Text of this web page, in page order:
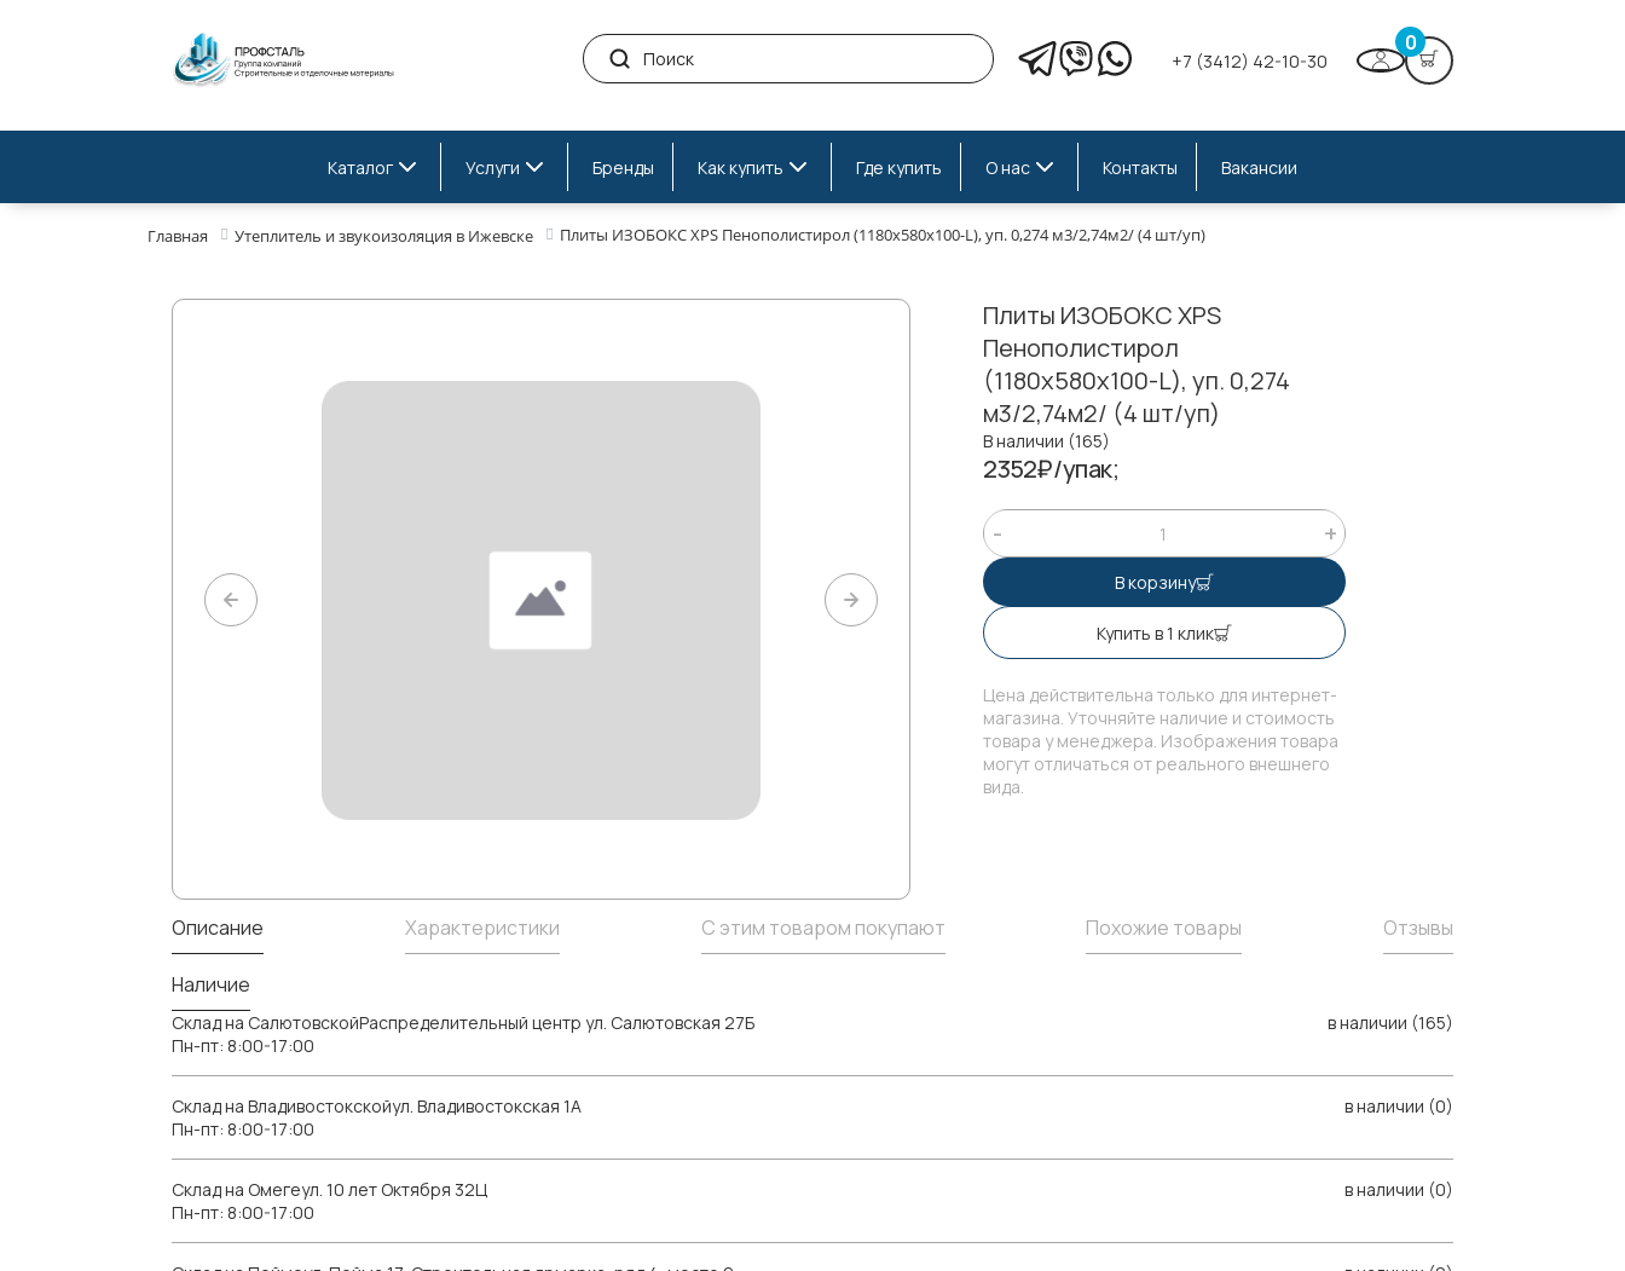
+7 (3412) 42-10-30
0
Каталог Услуги Бренды Как купить Где купить О нас Контакты Вакансии
Главная Утеплитель и звукоизоляция в Ижевске Плиты ИЗОБОКС XPS Пенополистирол (1180х580х100-L), уп. 0,274 м3/2,74м2/ (4 шт/уп)
Плиты ИЗОБОКС XPS
Пенополистирол
(1180х580х100-L), уп. 0,274
м3/2,74м2/ (4 шт/уп)
В наличии (165)
2352₽/упак;
В корзину
Купить в 1 клик
Цена действительна только для интернет-
магазина. Уточняйте наличие и стоимость
товара у менеджера. Изображения товара
могут отличаться от реального внешнего
вида.
Описание Характеристики С этим товаром покупают Похожие товары Отзывы
Наличие
Склад на СалютовскойРаспределительный центр ул. Салютовская 27Б
Пн-пт: 8:00-17:00
в наличии (165)
Склад на Владивостокскойул. Владивостокская 1А
Пн-пт: 8:00-17:00
в наличии (0)
Склад на Омегеул. 10 лет Октября 32Ц
Пн-пт: 8:00-17:00
в наличии (0)